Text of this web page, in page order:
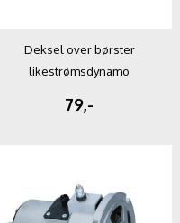
Deksel over børster
likestrømsdynamo
79,-